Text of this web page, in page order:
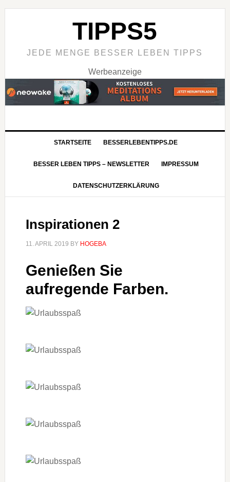
TIPPS5
JEDE MENGE BESSER LEBEN TIPPS
Werbeanzeige
STARTSEITE BESSERLEBENTIPPS.DE
BESSER LEBEN TIPPS – NEWSLETTER IMPRESSUM
DATENSCHUTZERKLÄRUNG
Inspirationen 2
11. APRIL 2019 BY HOGEBA
Genießen Sie
aufregende Farben.